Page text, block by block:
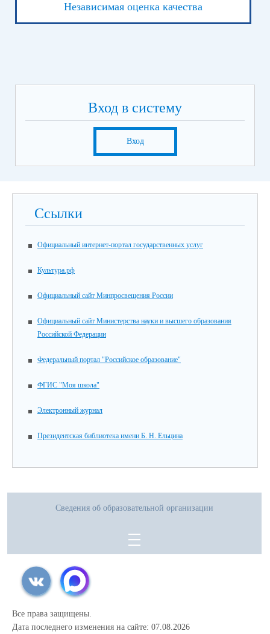
Независимая оценка качества
Вход в систему
Вход
Ссылки
Официальный интернет-портал государственных услуг
Культура.рф
Официальный сайт Минпросвещения России
Официальный сайт Министерства науки и высшего образования
Российской Федерации
Федеральный портал "Российское образование"
ФГИС "Моя школа"
Электронный журнал
Президентская библиотека имени Б. Н. Ельцина
Сведения об образовательной организации
Все права защищены.
Дата последнего изменения на сайте: 07.08.2026